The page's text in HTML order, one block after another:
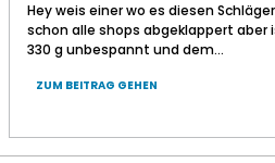
Hey weis einer wo es diesen
schon alle shops abgeklappert aber
330 g unbespannt und dem...
ZUM BEITRAG GEHEN